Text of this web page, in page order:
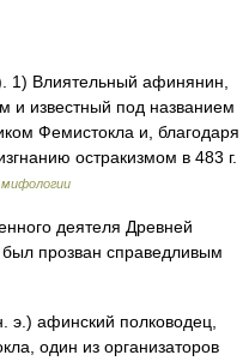
1) Влиятельный афинянин,
и известный под названием
Фемистокла и, благодаря
остракизмом в 483 г.
мифологии
деятеля Древней
прозван справедливым
э.) афинский полководец,
один из организаторов